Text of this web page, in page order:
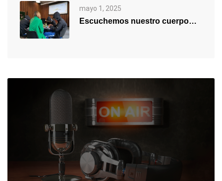
mayo 1, 2025
Escuchemos nuestro cuerpo…